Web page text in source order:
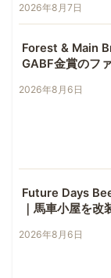
2026年8月7日
Forest & Main
GABF金賞のフ
2026年8月6日
Future Days
｜馬車小屋を
2026年8月6日